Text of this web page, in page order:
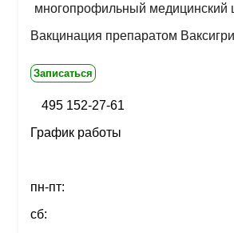
многопрофильный медицинский
Вакцинация препаратом
Записаться
495 152-27-61
График работы
пн-пт:
сб: